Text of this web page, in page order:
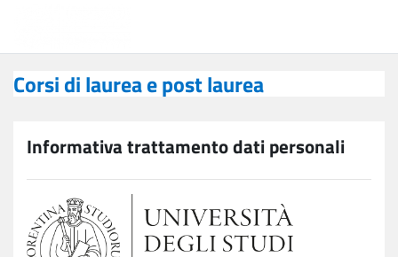
Corsi di laurea e post laurea
Informativa trattamento dati personali